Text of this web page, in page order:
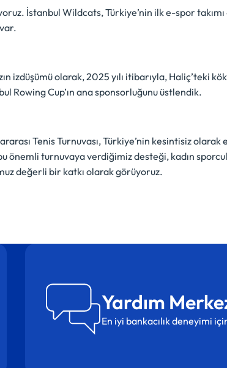
İstanbul Wildcats, Türkiye’nin ilk e-spor
izdüşümü olarak, 2025 yılı itibarıyla, Haliç’teki
Rowing Cup’ın ana sponsorluğunu üstlendik.
Tenis Turnuvası, Türkiye’nin kesintisiz olarak
turnuvaya verdiğimiz desteği, kadın
değerli bir katkı olarak görüyoruz.
Yardım
En iyi bankacılık deneyimi